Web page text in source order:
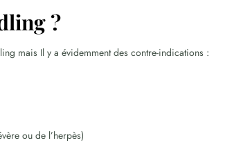
?
mais Il y a évidemment des contre-indications :
ou de l’herpès)